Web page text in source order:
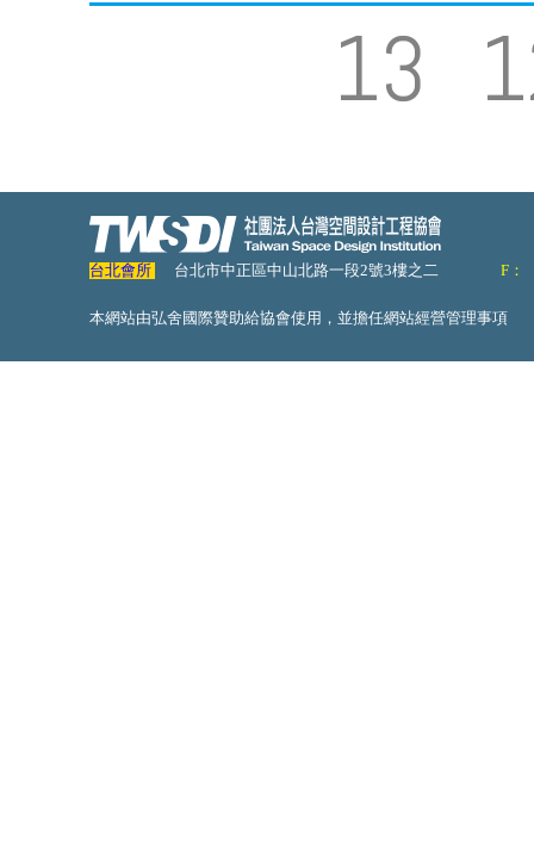
13
台北會所 台北市中正區中山北路一段2號3樓之二 F：
本網站由弘舍國際贊助給協會使用，並擔任網站經營管理事項